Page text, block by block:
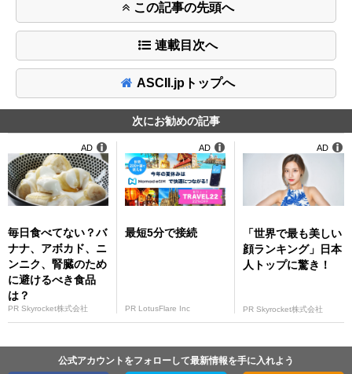
この記事の先頭へ
連載目次へ
ASCII.jpトップへ
次にお勧めの記事
毎日食べてない？バ
ナナ、アボカド、ニ
ンニク、腎臓のため
に避けるべき食品
は？
PR Skyrocket株式会社
AD
最短5分で接続
PR LotusFlare Inc
AD
「世界で最も美しい
顔ランキング」日本
人トップに驚き！
PR Skyrocket株式会社
AD
公式アカウントをフォローして最新情報を手に入れよう